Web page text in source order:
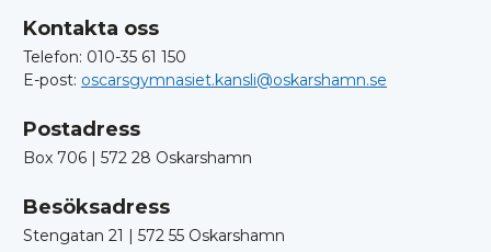
Kontakta oss
Telefon: 010-35 61 150
E-post: oscarsgymnasiet.kansli@oskarshamn.se
Postadress
Box 706 | 572 28 Oskarshamn
Besöksadress
Stengatan 21 | 572 55 Oskarshamn